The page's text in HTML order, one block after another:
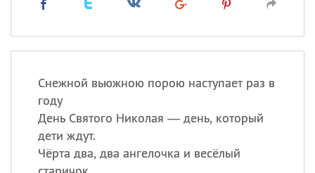
Снежной вьюжною порою наступает раз в
году
День Святого Николая — день, который
дети ждут.
Чёрта два, два ангелочка и весёлый